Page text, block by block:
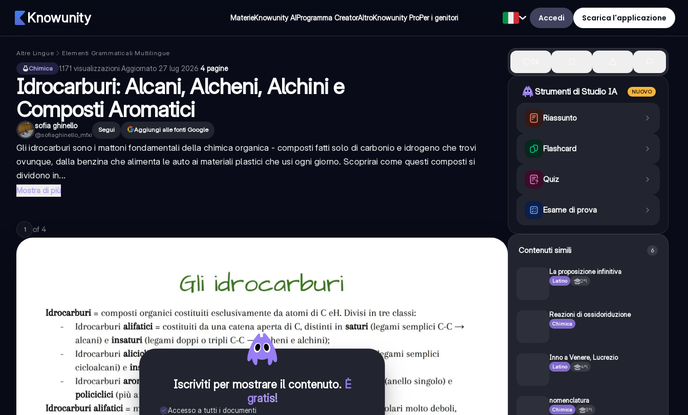
Knowunity MaterieKnowunity AIProgramma CreatorAltroKnowunity ProPer i genitori Accedi Scarica l'applicazione
Altre Lingue
Elementi Grammaticali Multilingue
Chimica
1.171 visualizzazioni·Aggiornato 27 lug 2026·4 pagine
Idrocarburi: Alcani, Alcheni, Alchini e
Composti Aromatici
sofia ghinello
@sofiaghinello_mfxi
Segui Aggiungi alle fonti Google
Gli idrocarburi sono i mattoni fondamentali della chimica organica - composti fatti solo di carbonio e idrogeno che trovi
ovunque, dalla benzina che alimenta le auto ai materiali plastici che usi ogni giorno. Scoprirai come questi composti si
dividono in...
Mostra di più
1 of 4
Iscriviti per mostrare il contenuto. È
gratis!
Accesso a tutti i documenti
Strumenti di Studio IA NUOVO
Riassunto
Flashcard
Quiz
Esame di prova
Contenuti simili 6
La proposizione infinitiva
Latino 2ªl
Reazioni di ossidoriduzione
Chimica
Inno a Venere, Lucrezio
Latino 4ªl
nomenclatura
Chimica 3ªl